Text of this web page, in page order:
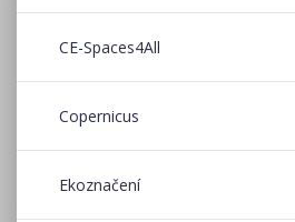
CE-Spaces4All
Copernicus
Ekoznačení